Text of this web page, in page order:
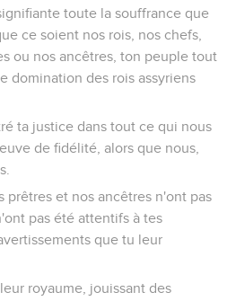
toute la souffrance que
ce soient nos rois, nos chefs,
ou nos ancêtres, ton peuple tout
domination des rois assyriens
ta justice dans tout ce qui nous
de fidélité, alors que nous,
prêtres et nos ancêtres n'ont pas
pas été attentifs à tes
que tu leur
royaume, jouissant des